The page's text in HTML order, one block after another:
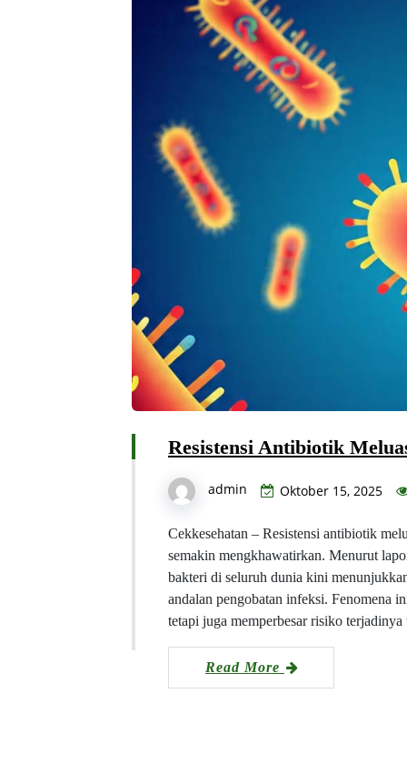
Resistensi Antibiotik
admin Oktober 15, 2025
Cekkesehatan – Resistensi antibiotik
semakin mengkhawatirkan. Menurut
bakteri di seluruh dunia kini
andalan pengobatan infeksi. Fenomena
tetapi juga memperbesar risiko
Read More